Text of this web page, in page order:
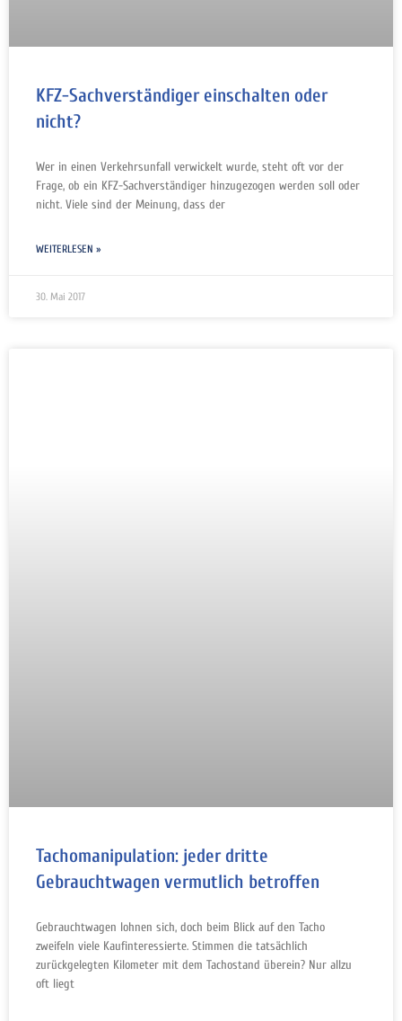
KFZ-Sachverständiger einschalten oder
nicht?
Wer in einen Verkehrsunfall verwickelt wurde, steht oft vor der
Frage, ob ein KFZ-Sachverständiger hinzugezogen werden soll oder
nicht. Viele sind der Meinung, dass der
WEITERLESEN »
30. Mai 2017
Tachomanipulation: jeder dritte
Gebrauchtwagen vermutlich betroffen
Gebrauchtwagen lohnen sich, doch beim Blick auf den Tacho
zweifeln viele Kaufinteressierte. Stimmen die tatsächlich
zurückgelegten Kilometer mit dem Tachostand überein? Nur allzu
oft liegt